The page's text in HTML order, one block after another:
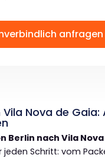
anfragen
Vila Nova de Gaia:
Berlin nach Vila
Schritt: vom